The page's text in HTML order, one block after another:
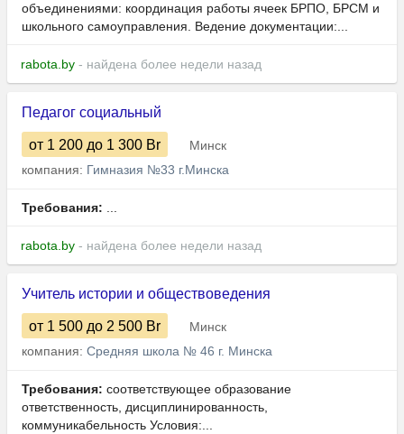
объединениями: координация работы ячеек БРПО, БРСМ и
школьного самоуправления. Ведение документации:...
rabota.by - найдена более недели назад
Педагог социальный
от 1 200 до 1 300 Br
Минск
компания: Гимназия №33 г.Минска
Требования: ...
rabota.by - найдена более недели назад
Учитель истории и обществоведения
от 1 500 до 2 500 Br
Минск
компания: Средняя школа № 46 г. Минска
Требования: соответствующее образование
ответственность, дисциплинированность,
коммуникабельность Условия:...